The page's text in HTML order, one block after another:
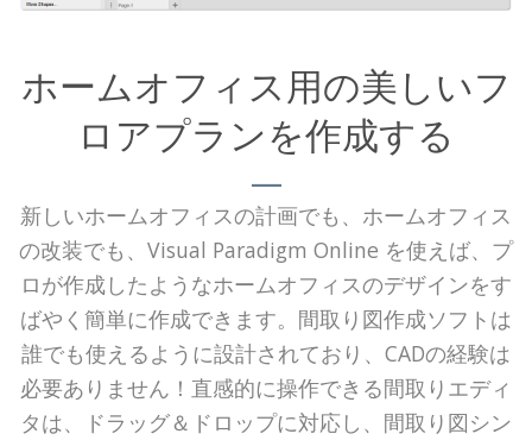
ホームオフィス用の美しいフ
ロアプランを作成する
新しいホームオフィスの計画でも、ホームオフィス
の改装でも、Visual Paradigm Online を使えば、プ
ロが作成したようなホームオフィスのデザインをす
ばやく簡単に作成できます。間取り図作成ソフトは
誰でも使えるように設計されており、CADの経験は
必要ありません！直感的に操作できる間取りエディ
タは、ドラッグ＆ドロップに対応し、間取り図シン